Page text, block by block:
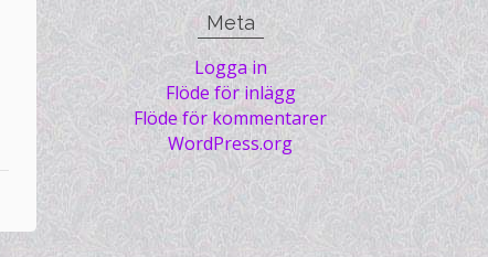
Meta
Logga in
Flöde för inlägg
Flöde för kommentarer
WordPress.org